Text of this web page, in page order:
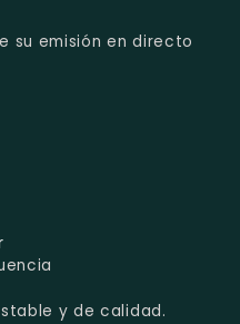
su emisión en directo
y de calidad.